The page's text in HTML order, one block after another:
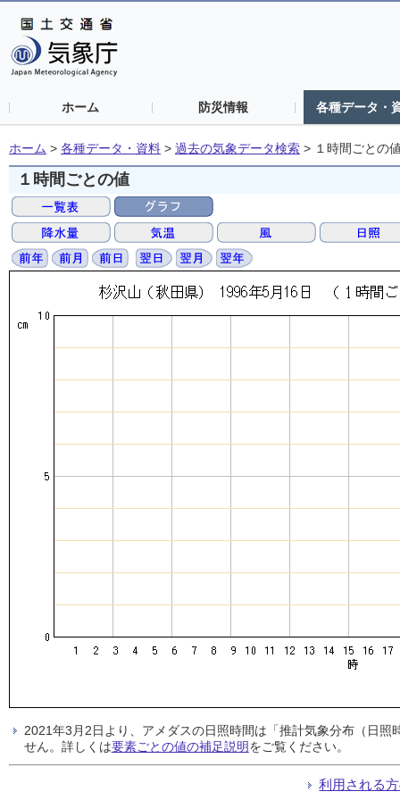
ホーム 防災情報 各種データ・
ホーム > 各種データ・資料 > 過去の気象データ検索 > １時間ごとの
１時間ごとの値
2021年3月2日より、アメダスの日照時間は「推計気象分布（日
せん。詳しくは要素ごとの値の補足説明をご覧ください。
利用される